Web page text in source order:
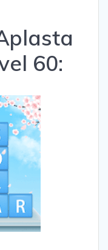
60: